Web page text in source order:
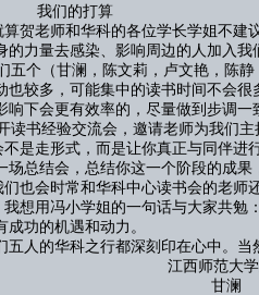
的打算
老师和华科的各位学长学姐不建议
的力量去感染、影响周边的人加入
个（甘澜，陈文莉，卢文艳，陈静
也较多，可能集中的读书时间不会
响下会更有效率的，尽量做到步调一
书经验交流会，邀请老师为我们主
走形式，而是让你真正与同伴进
场总结会，总结你这一个阶段的成果
会时常和华科中心读书会的老师还
用冯小学姐的一句话与大家共勉
成功的机遇和动力。
五人的华科之行都深刻印在心
范大学政法学院
澜